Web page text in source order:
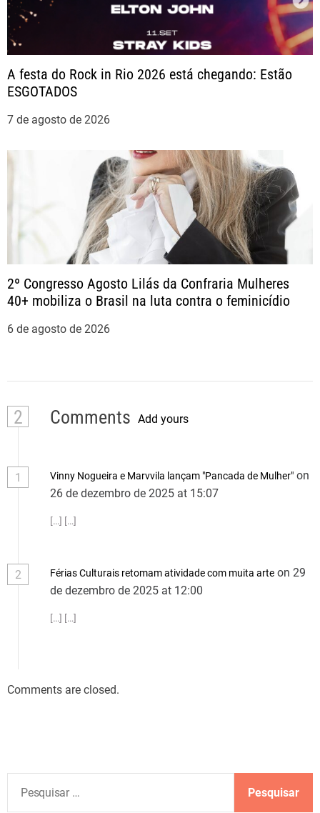
s
t
A festa do Rock in Rio 2026 está chegando: Estão
ESGOTADOS
7 de agosto de 2026
2º Congresso Agosto Lilás da Confraria Mulheres
40+ mobiliza o Brasil na luta contra o feminicídio
6 de agosto de 2026
2 Comments Add yours
1 Vinny Nogueira e Marvvila lançam "Pancada de Mulher" on
26 de dezembro de 2025 at 15:07
[…] […]
2 Férias Culturais retomam atividade com muita arte on 29
de dezembro de 2025 at 12:00
[…] […]
Comments are closed.